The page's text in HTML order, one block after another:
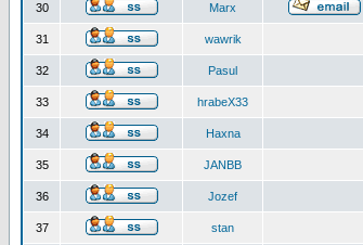
30 Marx
31 wawrik
32 Pasul
33 hrabeX33
34 Haxna
35 JANBB
36 Jozef
37 stan